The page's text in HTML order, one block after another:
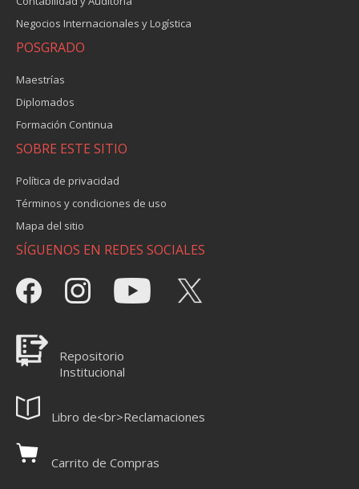
Negocios Internacionales y Logística
POSGRADO
Maestrías
Diplomados
Formación Continua
SOBRE ESTE SITIO
Política de privacidad
Términos y condiciones de uso
Mapa del sitio
SÍGUENOS EN REDES SOCIALES
Repositorio
Institucional
Libro de<br>Reclamaciones
Carrito de Compras